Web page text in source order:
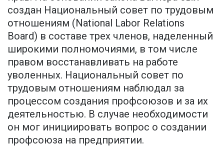
создан Национальный совет по трудовым
отношениям (National Labor Relations
Board) в составе трех членов, наделенный
широкими полномочиями, в том числе
правом восстанавливать на работе
уволенных. Национальный совет по
трудовым отношениям наблюдал за
процессом создания профсоюзов и за их
деятельностью. В случае необходимости
он мог инициировать вопрос о создании
профсоюза на предприятии.